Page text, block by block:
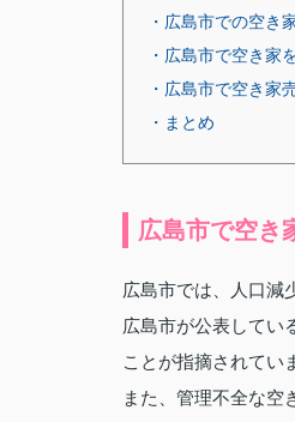
・広島市での空き
・広島市で空き家
・広島市で空き家
・まとめ
広島市で空き
広島市では、人口減
広島市が公表してい
ことが指摘されてい
また、管理不全な空